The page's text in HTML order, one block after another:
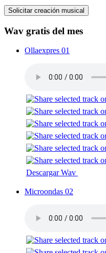
Solicitar creación musical
Wav gratis del mes
Ollaexpres 01
Descargar Wav
Microondas 02